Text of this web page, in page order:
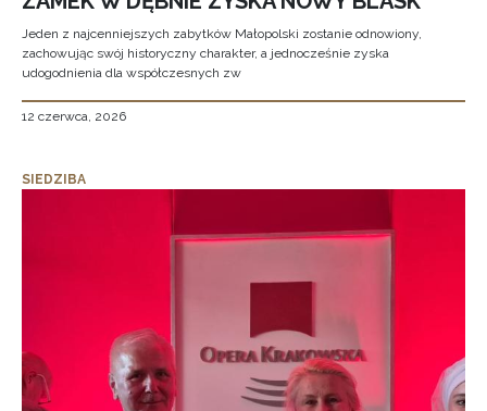
Jeden z najcenniejszych zabytków Małopolski zostanie odnowiony,
zachowując swój historyczny charakter, a jednocześnie zyska
udogodnienia dla współczesnych zw
12 czerwca, 2026
SIEDZIBA